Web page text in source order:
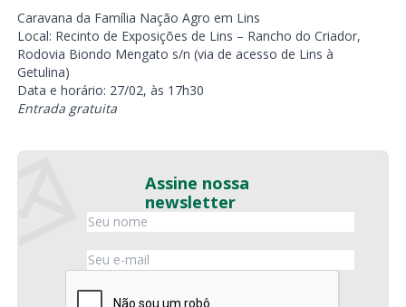
Caravana da Família Nação Agro em Lins
Local: Recinto de Exposições de Lins – Rancho do Criador,
Rodovia Biondo Mengato s/n (via de acesso de Lins à
Getulina)
Data e horário: 27/02, às 17h30
Entrada gratuita
Assine nossa
newsletter